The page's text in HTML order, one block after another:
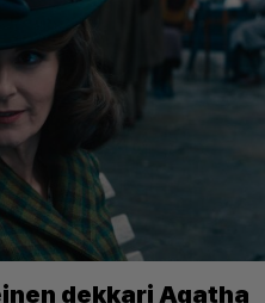
dekkari Agatha